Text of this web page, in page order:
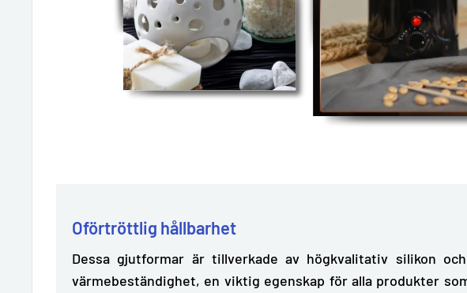
Oförtröttlig hållbarhet
Dessa gjutformar är tillverkade av högkvalitativ silikon
värmebeständighet, en viktig egenskap för alla produkter